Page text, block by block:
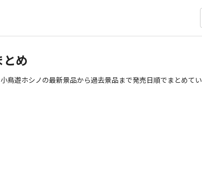
め
遊ホシノの最新景品から過去景品まで発売日順でまとめて